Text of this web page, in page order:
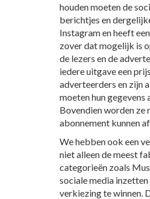
houden moeten de
berichtjes en
Instagram en heeft
zover dat mogelijk is
de lezers en de
iedere uitgave een
adverteerders en zijn
moeten hun gegevens
Bovendien worden ze
abonnement kunnen
We hebben ook een
niet alleen de meest
categorieën zoals
sociale media
verkiezing te winnen.